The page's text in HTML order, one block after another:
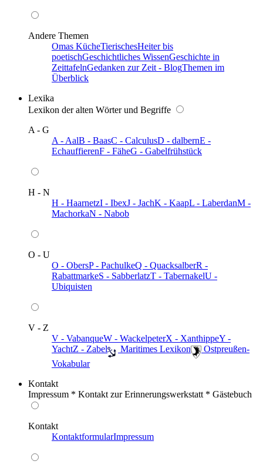
Andere Themen
Omas KücheTierischesHeiter bis
poetischGeschichtliches WissenGeschichte in
ZeittafelnGedanken zur Zeit - BlogThemen im
Überblick
Lexika
Lexikon der alten Wörter und Begriffe
A - G
A - AalB - BaasC - CalculusD - dalbernE -
EchauffierenF - FäheG - Gabelfrühstück
H - N
H - HaarnetzI - IbexJ - JachK - KaapL - LaberdanM -
MachorkaN - Nabob
O - U
O - ObersP - PachulkeQ - QuacksalberR -
RabattmarkeS - SabberlatzT - TabernakelU -
Ubiquisten
V - Z
V - VabanqueW - WackelpeterX - XanthippeY -
YachtZ - Zabel ️ Maritimes Lexikon
️ Ostpreußen-
Vokabular
Kontakt
Impressum * Kontakt zur Erinnerungswerkstatt * Gästebuch
Kontakt
KontaktformularImpressum